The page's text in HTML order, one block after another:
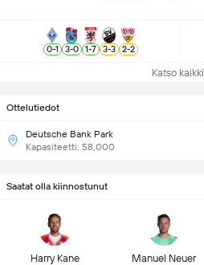
Ottelutiedot
Deutsche Bank Park
Kapasiteetti: 58,000
0-1 3-0 1-7 3-3 2-2
Katso kaikki
Saatat olla kiinnostunut
Harry Kane Manuel Neuer